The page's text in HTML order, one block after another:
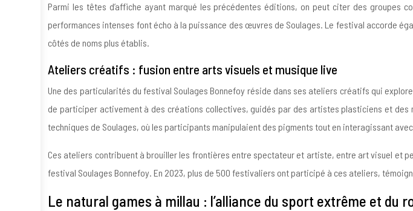
Parmi les têtes d’affiche ayant marqué les précédentes éditions, on peut citer des groupes
performances intenses font écho à la puissance des œuvres de Soulages. Le festival accorde
côtés de noms plus établis.
Ateliers créatifs : fusion entre arts visuels et musique live
Une des particularités du festival Soulages Bonnefoy réside dans ses ateliers créatifs qui
de participer activement à des créations collectives, guidés par des artistes plasticiens et
techniques de Soulages, où les participants manipulaient des pigments tout en interagissant
Ces ateliers contribuent à brouiller les frontières entre spectateur et artiste, entre art visuel et
festival Soulages Bonnefoy. En 2023, plus de 500 festivaliers ont participé à ces ateliers,
Le natural games à millau : l’alliance du sport extrême et du